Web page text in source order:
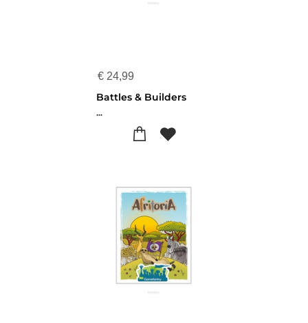
€ 24,99
Battles & Builders
...